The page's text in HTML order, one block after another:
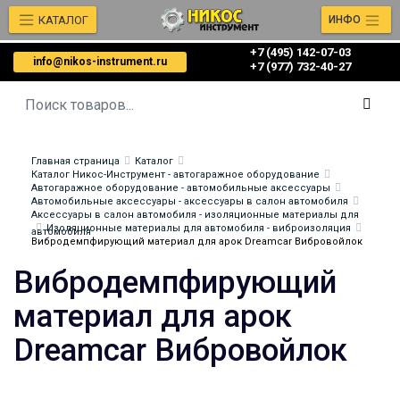
info@nikos-instrument.ru
+7 (495) 142-07-03
‎‎+7 (977) 732-40-27
КАТАЛОГ ИНФО
Главная страница
Каталог
Каталог Никос-Инструмент - автогаражное оборудование
Автогаражное оборудование - автомобильные аксессуары
Автомобильные аксессуары - аксессуары в салон автомобиля
Аксессуары в салон автомобиля - изоляционные материалы для
автомобиля
Изоляционные материалы для автомобиля - виброизоляция
Вибродемпфирующий материал для арок Dreamcar Вибровойлок
Вибродемпфирующий
материал для арок
Dreamcar Вибровойлок